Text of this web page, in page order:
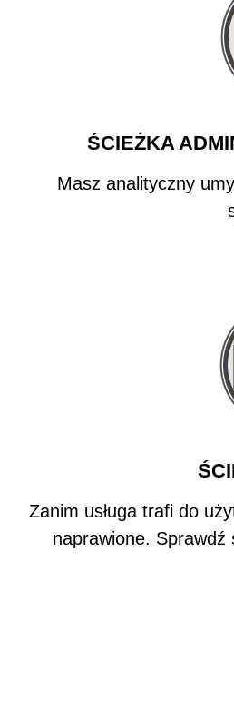
ŚCIEŻKA
Masz analityczny
Zanim usługa trafi do
naprawione. Sprawdź